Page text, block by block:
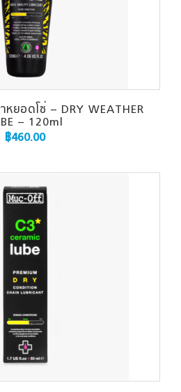
หยอดโซ่ – DRY WEATHER
– 120ml
฿460.00